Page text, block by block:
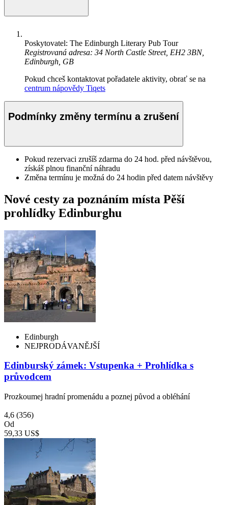
Poskytovatel: The Edinburgh Literary Pub Tour
Registrovaná adresa: 34 North Castle Street, EH2 3BN,
Edinburgh, GB
Pokud chceš kontaktovat pořadatele aktivity, obrať se na
centrum nápovědy Tiqets
Podmínky změny termínu a zrušení
Pokud rezervaci zrušíš zdarma do 24 hod. před návštěvou,
získáš plnou finanční náhradu
Změna termínu je možná do 24 hodin před datem návštěvy
Nové cesty za poznáním místa Pěší
prohlídky Edinburghu
Edinburgh
NEJPRODÁVANĚJŠÍ
Edinburský zámek: Vstupenka + Prohlídka s
průvodcem
Prozkoumej hradní promenádu a poznej původ a obléhání
4,6 (356)
Od
59,33 US$